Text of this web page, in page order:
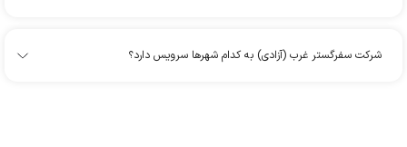
شرکت سفرگستر غرب (آزادی) به کدام شهرها سرویس دارد؟